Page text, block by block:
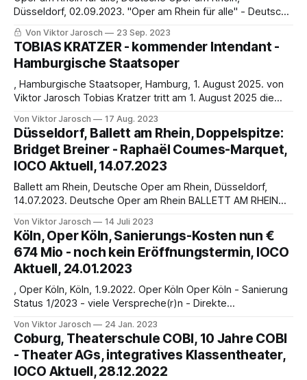
Düsseldorf, 02.09.2023. "Oper am Rhein für alle" - Deutsche
Veranstaltung der Rheinoper in Düsseldorf von Uli Rehwald
„Oper am Rhein für alle“. So lautet die Einladung der
Deutschen
Von Viktor Jarosch 23 Sep. 2023
TOBIAS KRATZER - kommender Intendant -
Hamburgische Staatsoper
, Hamburgische Staatsoper, Hamburg, 1. August 2025. von
Viktor Jarosch Tobias Kratzer tritt am 1. August 2025 die
Hamburgischen Staatsoper an. Das hatte der Aufsichtsrat
der Hamburgischen Staatsoper Ende 2022 einstimmig
beschlossen. Der 42-jährige Regisseur ist derzeit einer der
gefragtesten Namen in der
Von Viktor Jarosch 17 Aug. 2023
Düsseldorf, Ballett am Rhein, Doppelspitze:
Bridget Breiner - Raphaël Coumes-Marquet,
IOCO Aktuell, 14.07.2023
Ballett am Rhein, Deutsche Oper am Rhein, Düsseldorf,
14.07.2023. Deutsche Oper am Rhein BALLETT AM RHEIN
Marquet folgen - Youri Vamos, Martin Schläpfer, Corona,
Demis Volpi von Viktor Jarosch Für die Ballettcompagnie
der Deutschen Oper am Rhein, dem Ballett am Rhein,
Düsseldorf - Duisburg,
Von Viktor Jarosch 14 Juli 2023
Köln, Oper Köln, Sanierungs-Kosten nun €
674 Mio - noch kein Eröffnungstermin, IOCO
Aktuell, 24.01.2023
, Oper Köln, Köln, 1.9.2022. Oper Köln Oper Köln - Sanierung
Status 1/2023 - viele Verspreche(r)n - Direkte
Sanierungsdauer 12 Jahre - von Viktor Jarosch IOCO
beobachtet die Sanierung der Oper Köln seit November
2011, als IOCO den damaligen Intendanten, Uwe Eric
Von Viktor Jarosch 24 Jan. 2023
Coburg, Theaterschule COBI, 10 Jahre COBI
- Theater AGs, integratives Klassentheater,
IOCO Aktuell, 28.12.2022